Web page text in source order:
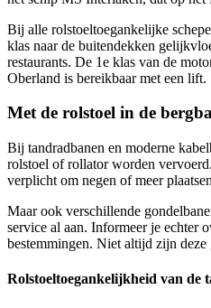
Bij alle rolstoeltoegankelijke
klas naar de buitendekken
restaurants. De 1e klas van de
Oberland is bereikbaar met een lift.
Met de rolstoel in de
Bij tandradbanen en moderne
rolstoel of rollator worden
verplicht om negen of meer
Maar ook verschillende
service al aan. Informeer je echter
bestemmingen. Niet altijd zijn
Rolstoeltoegankelijkheid van de